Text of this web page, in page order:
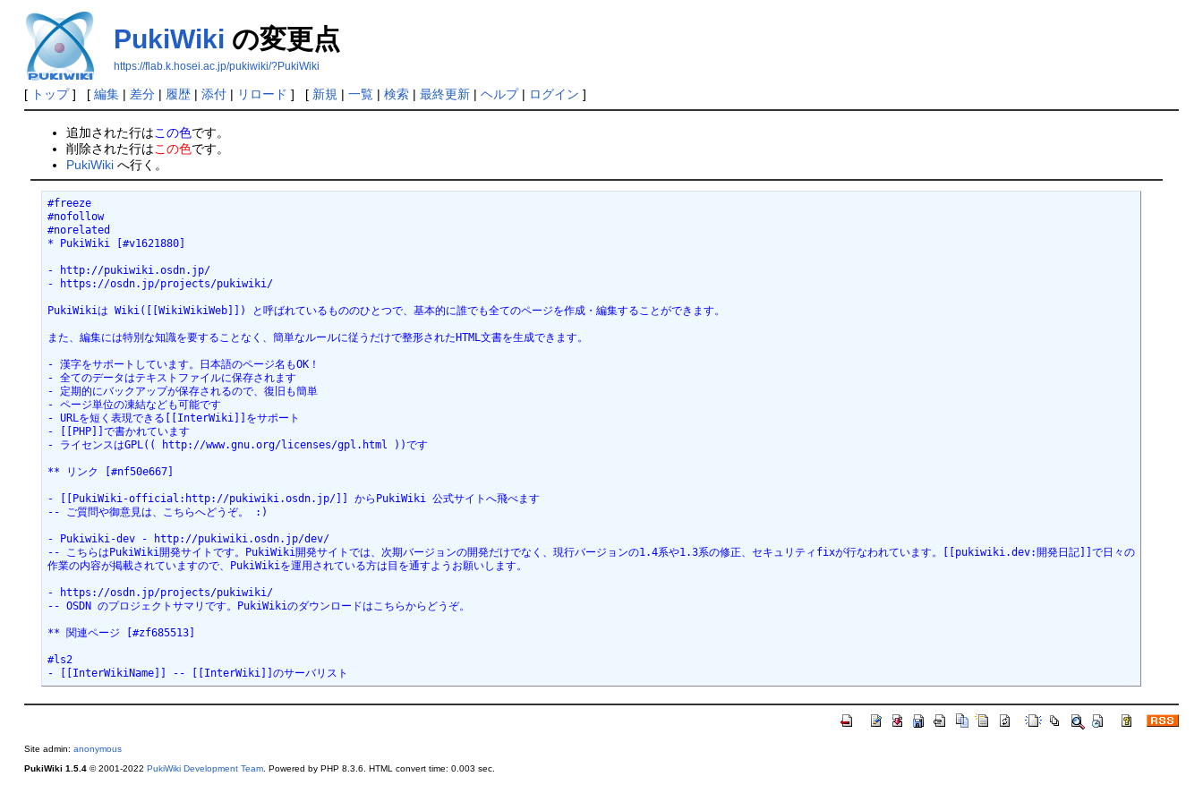
PukiWiki の変更点
https://flab.k.hosei.ac.jp/pukiwiki/?PukiWiki
[ トップ] [ 編集| 差分| 履歴| 添付| リロード ] [ 新規 | 一覧| 検索| 最終更新| ヘルプ| ログイン ]
追加された行はこの色です。
削除された行はこの色です。
PukiWiki へ行く。
#freeze
#nofollow
#norelated
* PukiWiki [#v1621880]
- http://pukiwiki.osdn.jp/
- https://osdn.jp/projects/pukiwiki/
PukiWikiは Wiki([[WikiWikiWeb]]) と呼ばれているもののひとつで、基本的に誰でも全てのページを作成・編集することができます。
また、編集には特別な知識を要することなく、簡単なルールに従うだけで整形されたHTML文書を生成できます。
- 漢字をサポートしています。日本語のページ名もOK！
- 全てのデータはテキストファイルに保存されます
- 定期的にバックアップが保存されるので、復旧も簡単
- ページ単位の凍結なども可能です
- URLを短く表現できる[[InterWiki]]をサポート
- [[PHP]]で書かれています
- ライセンスはGPL(( http://www.gnu.org/licenses/gpl.html ))です
** リンク [#nf50e667]
- [[PukiWiki-official:http://pukiwiki.osdn.jp/]] からPukiWiki 公式サイトへ飛べます
-- ご質問や御意見は、こちらへどうぞ。 :)
- Pukiwiki-dev - http://pukiwiki.osdn.jp/dev/
-- こちらはPukiWiki開発サイトです。PukiWiki開発サイトでは、次期バージョンの開発だけでなく、現行バージョンの1.4系や1.3系の修正、セキュリティfixが行なわれています。[[pukiwiki.dev:開発日記]]で日々の
作業の内容が掲載されていますので、PukiWikiを運用されている方は目を通すようお願いします。
- https://osdn.jp/projects/pukiwiki/
-- OSDN のプロジェクトサマリです。PukiWikiのダウンロードはこちらからどうぞ。
** 関連ページ [#zf685513]
#ls2
- [[InterWikiName]] -- [[InterWiki]]のサーバリスト
Site admin: anonymous
PukiWiki 1.5.4© 2001-2022 PukiWiki Development Team. Powered by PHP 8.3.6. HTML convert time: 0.003 sec.